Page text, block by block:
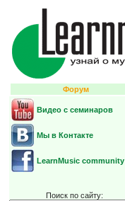
Форум
Видео с семинаров
Мы в Контакте
LearnMusic community
Поиск по сайту: